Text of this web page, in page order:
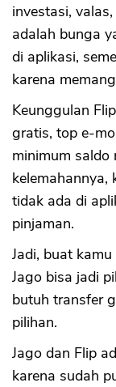
investasi,
adalah bunga
di aplikasi,
karena
Keunggulan
gratis, top e-
minimum saldo
kelemahannya,
tidak ada di
pinjaman.
Jadi, buat
Jago bisa jadi
butuh transfer
pilihan.
Jago dan Flip
karena sudah